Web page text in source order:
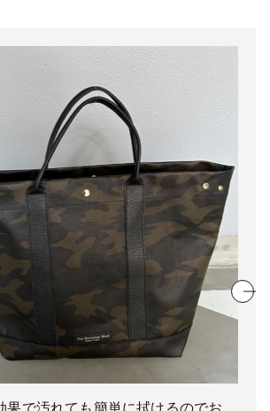
果で汚れても簡単に拭けるのでお